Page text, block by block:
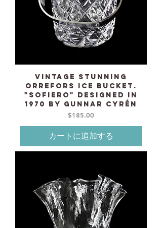
Vintage stunning
ORREFORS ice bucket.
"Sofiero" designed in
1970 by Gunnar Cyrén
価格
$185.00
カートに追加する